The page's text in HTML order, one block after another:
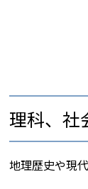
理科、社
地理歴史や現